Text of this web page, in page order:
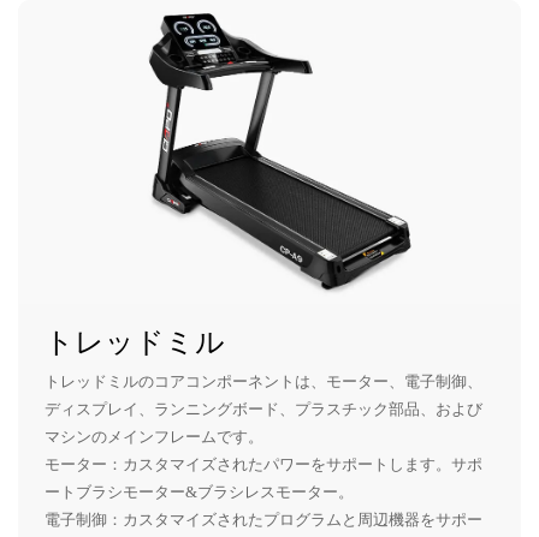
トレッドミル
トレッドミルのコアコンポーネントは、モーター、電子制御、
ディスプレイ、ランニングボード、プラスチック部品、および
マシンのメインフレームです。
モーター：カスタマイズされたパワーをサポートします。サポ
ートブラシモーター&ブラシレスモーター。
電子制御：カスタマイズされたプログラムと周辺機器をサポー